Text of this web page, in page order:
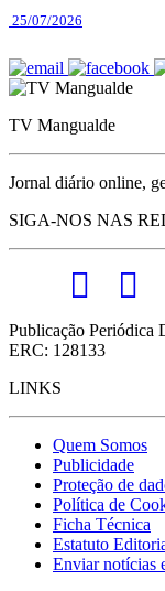
25/07/2026
TV Mangualde
Jornal diário online,
SIGA-NOS NAS
Publicação Periódica
ERC: 128133
LINKS
Quem Somos
Publicidade
Proteção de
Política de
Ficha Técnica
Estatuto
Enviar notícias